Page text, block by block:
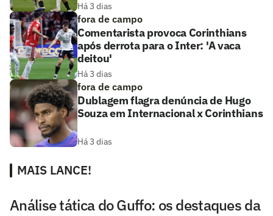
Há 3 dias
fora de campo
Comentarista provoca Corinthians
após derrota para o Inter: 'A vaca
deitou'
Há 3 dias
fora de campo
Dublagem flagra denúncia de Hugo
Souza em Internacional x Corinthians
Há 3 dias
MAIS LANCE!
Análise tática do Guffo: os destaques da